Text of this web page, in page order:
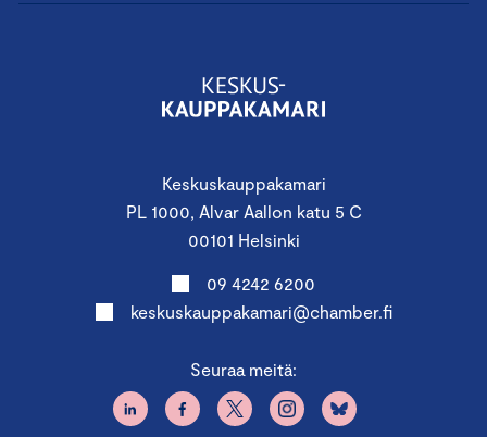
Keskuskauppakamari
PL 1000, Alvar Aallon katu 5 C
00101 Helsinki
09 4242 6200
keskuskauppakamari@chamber.fi
Seuraa meitä: